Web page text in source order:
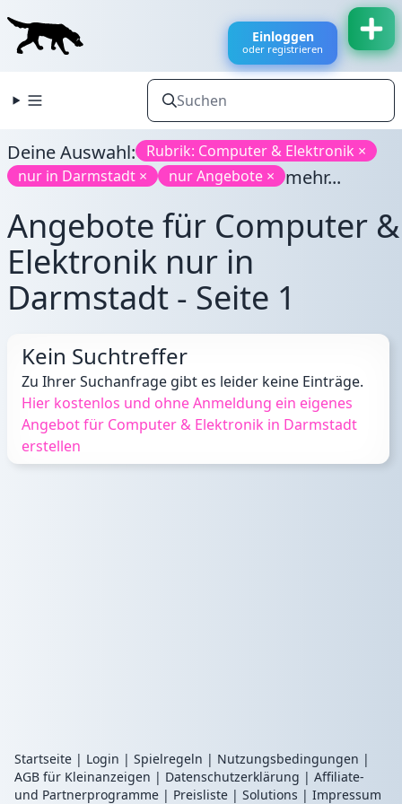
Einloggen
oder registrieren
Deine Auswahl:
Rubrik: Computer & Elektronik ×
nur in Darmstadt ×
nur Angebote × mehr...
Angebote für Computer &
Elektronik nur in
Darmstadt - Seite 1
Kein Suchtreffer
Zu Ihrer Suchanfrage gibt es leider keine Einträge.
Hier kostenlos und ohne Anmeldung ein eigenes
Angebot für Computer & Elektronik in Darmstadt
erstellen
Startseite | Login | Spielregeln | Nutzungsbedingungen |
AGB für Kleinanzeigen | Datenschutzerklärung | Affiliate-
und Partnerprogramme | Preisliste | Solutions | Impressum